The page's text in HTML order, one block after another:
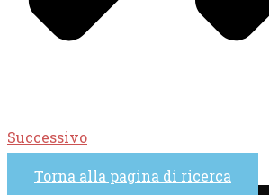
Successivo
Torna alla pagina di ricerca